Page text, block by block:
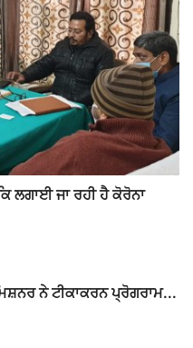
ਲਗਾਈ ਜਾ ਰਹੀ ਹੈ ਕੋਰੋਨਾ
ਨੇ ਟੀਕਾਕਰਨ ਪ੍ਰੋਗਰਾਮ...